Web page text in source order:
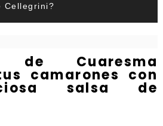
Cellegrini?
de Cuaresma
camarones con
salsa de